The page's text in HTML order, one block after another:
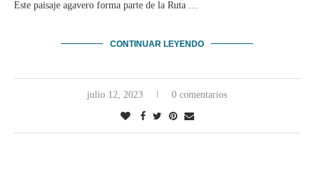
Este paisaje agavero forma parte de la Ruta …
CONTINUAR LEYENDO
julio 12, 2023 0 comentarios